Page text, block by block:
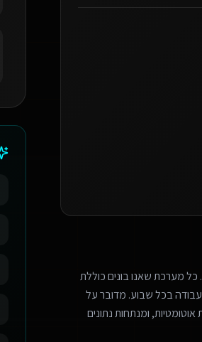
כל מערכת שאנו בונים כוללת
בכל שבוע. מדובר על
ומנתחות נתונים